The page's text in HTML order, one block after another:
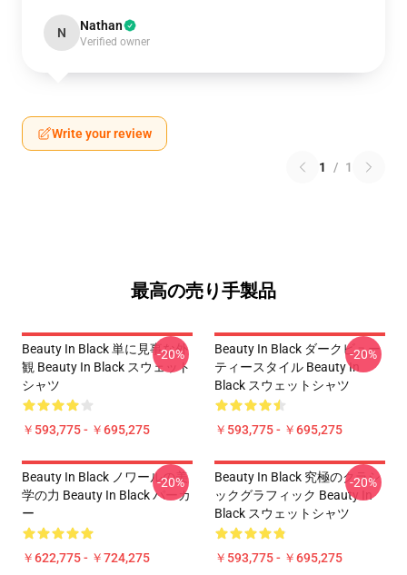
N Nathan
Verified owner
Write your review
1 / 1
最高の売り手製品
Beauty In Black 単に見事な外
観 Beauty In Black スウェット
シャツ
￥593,775 - ￥695,275
-20%
Beauty In Black ダークビュー
ティースタイル Beauty In
Black スウェットシャツ
￥593,775 - ￥695,275
-20%
Beauty In Black ノワールの美
学の力 Beauty In Black パーカ
ー
￥622,775 - ￥724,275
-20%
Beauty In Black 究極のクラシ
ックグラフィック Beauty In
Black スウェットシャツ
￥593,775 - ￥695,275
-20%